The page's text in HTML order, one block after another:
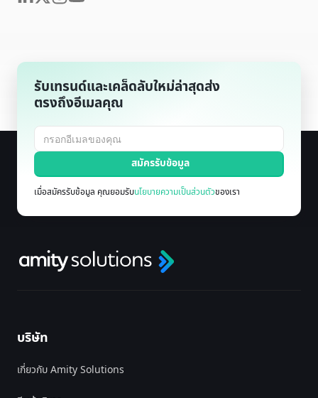
รับเทรนด์และเคล็ดลับใหม่ล่าสุดส่ง
ตรงถึงอีเมลคุณ
เมื่อสมัครรับข้อมูล คุณยอมรับนโยบายความเป็นส่วนตัวของเรา
บริษัท
เกี่ยวกับ Amity Solutions